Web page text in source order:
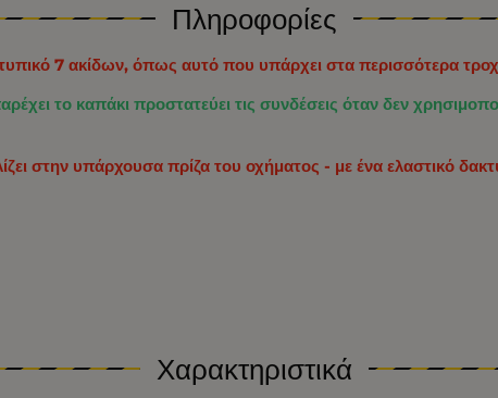
Πληροφορίες
7 ακίδων, όπως αυτό που υπάρχει στα περισσότερα
το καπάκι προστατεύει τις συνδέσεις όταν δεν
στην υπάρχουσα πρίζα του οχήματος - με ένα ελαστικό
Χαρακτηριστικά